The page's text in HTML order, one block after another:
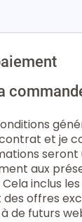
et je
seront
aux
inclus
offres
de futurs